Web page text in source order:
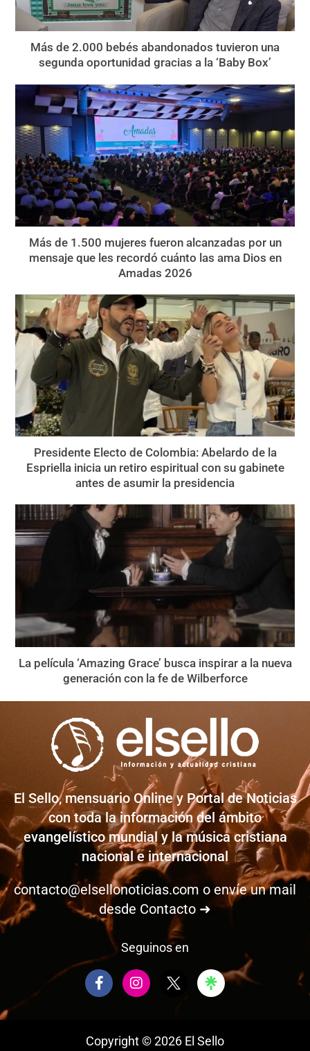
Más de 2.000 bebés abandonados tuvieron una
segunda oportunidad gracias a la ‘Baby Box’
Más de 1.500 mujeres fueron alcanzadas por un
mensaje que les recordó cuánto las ama Dios en
Amadas 2026
Presidente Electo de Colombia: Abelardo de la
Espriella inicia un retiro espiritual con su gabinete
antes de asumir la presidencia
La película ‘Amazing Grace’ busca inspirar a la nueva
generación con la fe de Wilberforce
El Sello, mensuario Online y Portal de Noticias
con toda la información del ámbito
evangelístico mundial y la música cristiana
nacional e internacional
contacto@elsellonoticias.com o envíe un mail
desde Contacto ➜
Seguinos en
F
a
o
I
n
g
Copyright © 2026 El Sello